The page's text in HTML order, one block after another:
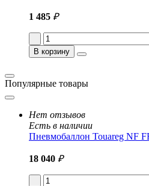
1 485 ₽
В корзину
Популярные товары
Нет отзывов
Есть в наличии
Пневмобаллон Touareg NF
18 040 ₽